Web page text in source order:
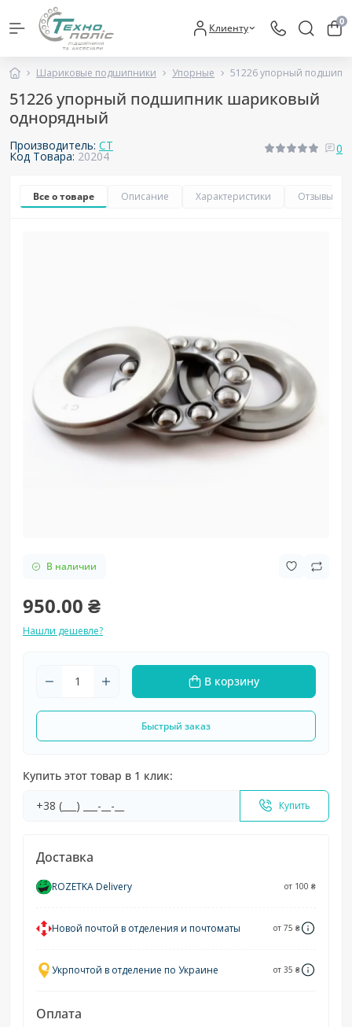
Клиенту 0
Шариковые подшипники Упорные 51226 упорный
51226 упорный подшипник шариковый
однорядный
Производитель: CT
Код Товара: 20204
0
Все о товаре Описание Характеристики Отзывы
В наличии
950.00 ₴
Нашли дешевле?
В корзину
Быстрый заказ
Купить этот товар в 1 клик:
Купить
Доставка
ROZETKA Delivery от 100 ₴
Новой почтой в отделения и почтоматы от 75 ₴
Укрпочтой в отделение по Украине от 35 ₴
Оплата